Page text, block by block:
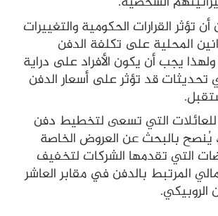
تؤثر القرارات الحكومية والتغييرات
المحلية على تكلفة الدفن
ولهذا يجب أن يكون الأفراد على دراية
تحديثات قد تؤثر على أسعار الدفن
للعائلات التي تسعى لتخطيط دفن
يُنصح بالبحث عن العروض الخاصة
التي تقدمها الشركات لتخفيف
المرتبط بالدفن في مقابر العاشر
الروبيكي.